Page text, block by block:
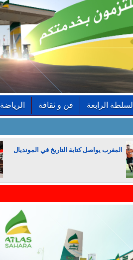
السلطة الرابعة فن و ثقافة الرياضة
المغرب يواصل كتابة التاريخ في المونديال